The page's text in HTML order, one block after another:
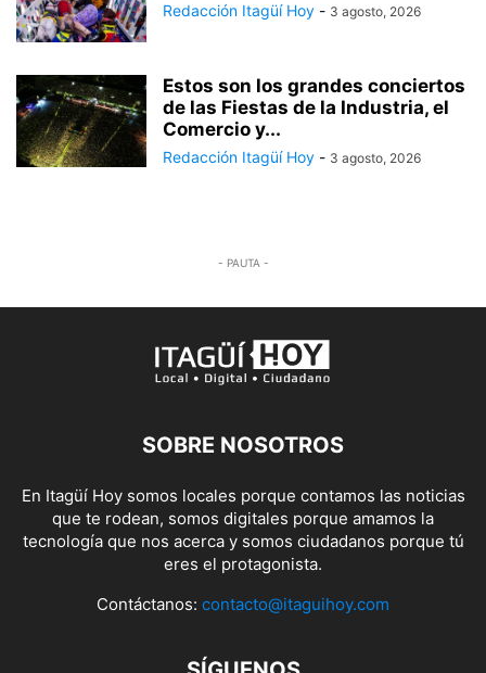
Redacción Itagüí Hoy - 3 agosto, 2026
Estos son los grandes conciertos
de las Fiestas de la Industria, el
Comercio y...
Redacción Itagüí Hoy - 3 agosto, 2026
- PAUTA -
SOBRE NOSOTROS
En Itagüí Hoy somos locales porque contamos las noticias
que te rodean, somos digitales porque amamos la
tecnología que nos acerca y somos ciudadanos porque tú
eres el protagonista.
Contáctanos: contacto@itaguihoy.com